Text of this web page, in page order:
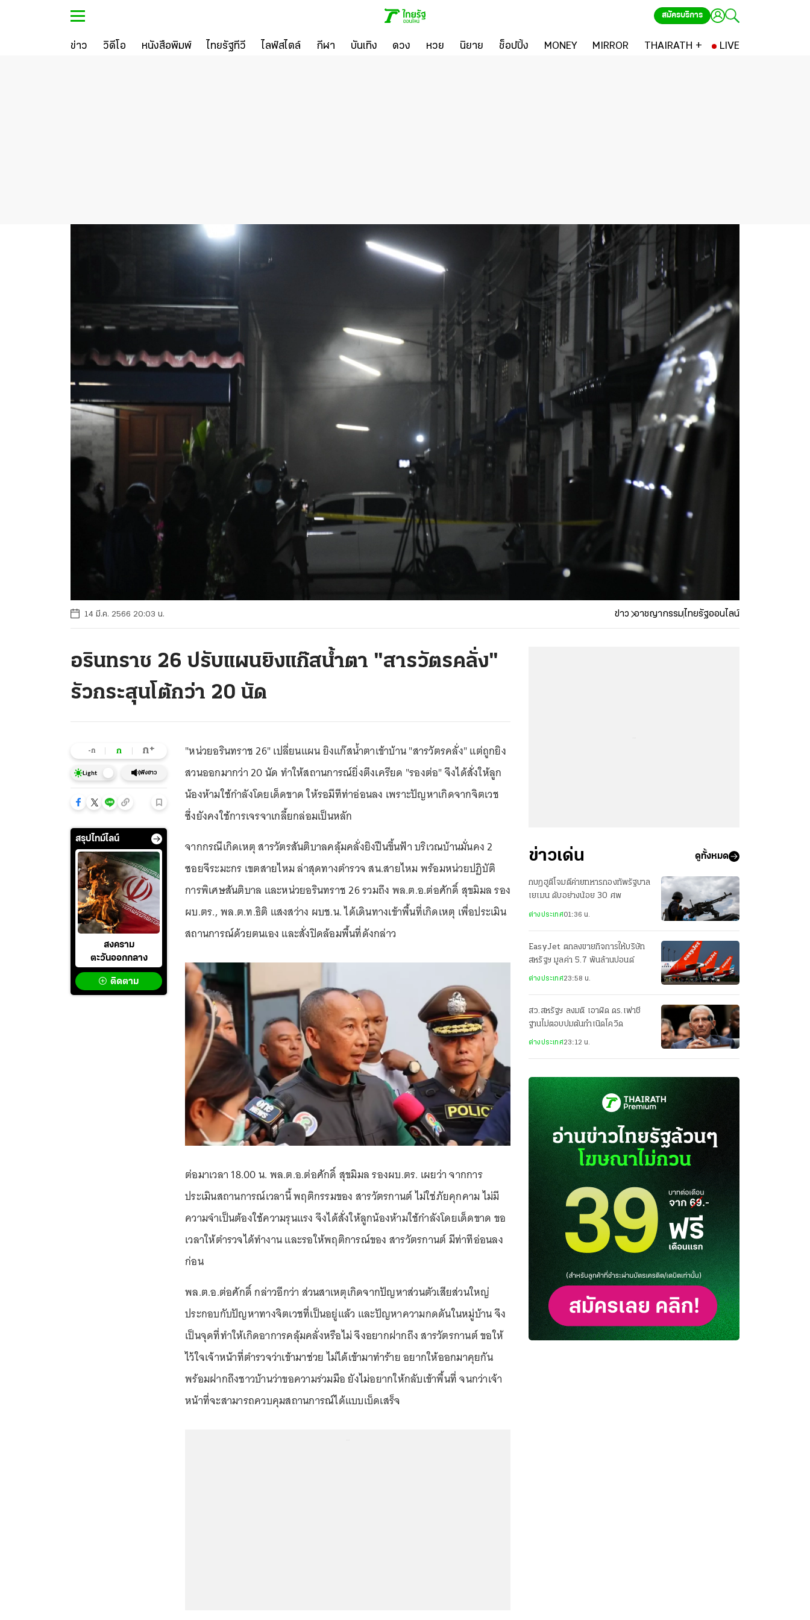
สมัครบริการ
ข่าว วิดีโอ หนังสือพิมพ์ ไทยรัฐทีวี ไลฟ์สไตล์ กีฬา บันเทิง ดวง หวย นิยาย ช็อปปิ้ง MONEY MIRROR THAIRATH + LIVE
14 มี.ค. 2566 20:03 น. ข่าว อาชญากรรมไทยรัฐออนไลน์
อรินทราช 26 ปรับแผนยิงแก๊สน้ำตา "สารวัตรคลั่ง"
รัวกระสุนโต้กว่า 20 นัด
-ก ก ก+
Light ฟังข่าว
สรุปไทม์ไลน์
สงคราม
ตะวันออกกลาง
ติดตาม
"หน่วยอรินทราช 26" เปลี่ยนแผน ยิงแก๊สน้ำตาเข้าบ้าน "สารวัตรคลั่ง" แต่ถูกยิง
สวนออกมากว่า 20 นัด ทำให้สถานการณ์ยิ่งตึงเครียด "รองต่อ" จึงได้สั่งให้ลูก
น้องห้ามใช้กำลังโดยเด็ดขาด ให้รอมีทีท่าอ่อนลง เพราะปัญหาเกิดจากจิตเวช
ซึ่งยังคงใช้การเจรจาเกลี้ยกล่อมเป็นหลัก
จากกรณีเกิดเหตุ สารวัตรสันติบาลคลุ้มคลั่งยิงปืนขึ้นฟ้า บริเวณบ้านมั่นคง 2
ซอยจีระมะกร เขตสายไหม ล่าสุดทางตำรวจ สน.สายไหม พร้อมหน่วยปฏิบัติ
การพิเศษสันติบาล และหน่วยอรินทราช 26 รวมถึง พล.ต.อ.ต่อศักดิ์ สุขมิมล รอง
ผบ.ตร., พล.ต.ท.ธิติ แสงสว่าง ผบช.น. ได้เดินทางเข้าพื้นที่เกิดเหตุ เพื่อประเมิน
สถานการณ์ด้วยตนเอง และสั่งปิดล้อมพื้นที่ดังกล่าว
ต่อมาเวลา 18.00 น. พล.ต.อ.ต่อศักดิ์ สุขมิมล รองผบ.ตร. เผยว่า จากการ
ประเมินสถานการณ์เวลานี้ พฤติกรรมของ สารวัตรกานต์ ไม่ใช่ภัยคุกคาม ไม่มี
ความจำเป็นต้องใช้ความรุนแรง จึงได้สั่งให้ลูกน้องห้ามใช้กำลังโดยเด็ดขาด ขอ
เวลาให้ตำรวจได้ทำงาน และรอให้พฤติการณ์ของ สารวัตรกานต์ มีท่าทีอ่อนลง
ก่อน
พล.ต.อ.ต่อศักดิ์ กล่าวอีกว่า ส่วนสาเหตุเกิดจากปัญหาส่วนตัวเสียส่วนใหญ่
ประกอบกับปัญหาทางจิตเวชที่เป็นอยู่เเล้ว และปัญหาความกดดันในหมู่บ้าน จึง
เป็นจุดที่ทำให้เกิดอาการคลุ้มคลั่งหรือไม่ จึงอยากฝากถึง สารวัตรกานต์ ขอให้
ไว้ใจเจ้าหน้าที่ตำรวจว่าเข้ามาช่วย ไม่ได้เข้ามาทำร้าย อยากให้ออกมาคุยกัน
พร้อมฝากถึงชาวบ้านว่าขอความร่วมมือ ยังไม่อยากให้กลับเข้าพื้นที่ จนกว่าเจ้า
หน้าที่จะสามารถควบคุมสถานการณ์ได้แบบเบ็ดเสร็จ
ข่าวเด่น ดูทั้งหมด
กบฏฮูตีโจมตีค่ายทหารกองทัพรัฐบาล
เยเมน ดับอย่างน้อย 30 ศพ
ต่างประเทศ01:36 น.
EasyJet ตกลงขายกิจการให้บริษัท
สหรัฐฯ มูลค่า 5.7 พันล้านปอนด์
ต่างประเทศ23:58 น.
สว.สหรัฐฯ ลงมติ เอาผิด ดร.เฟาชี
ฐานไม่ตอบปมต้นกำเนิดโควิด
ต่างประเทศ23:12 น.